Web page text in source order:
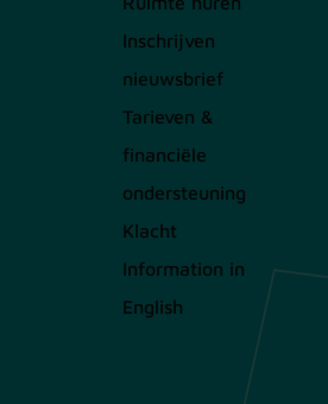
Inschrijven
nieuwsbrief
Tarieven &
financiële
ondersteuning
Klacht
Information in
English